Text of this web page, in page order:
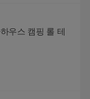
우스 캠핑 롤 테